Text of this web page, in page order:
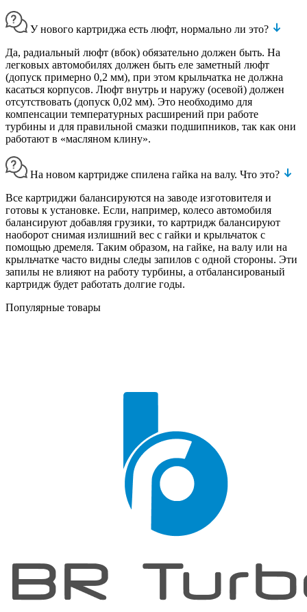
У нового картриджа есть люфт, нормально ли это?
Да, радиальный люфт (вбок) обязательно должен быть. На
легковых автомобилях должен быть еле заметный люфт
(допуск примерно 0,2 мм), при этом крыльчатка не должна
касаться корпусов. Люфт внутрь и наружу (осевой) должен
отсутствовать (допуск 0,02 мм). Это необходимо для
компенсации температурных расширений при работе
турбины и для правильной смазки подшипников, так как они
работают в «масляном клину».
На новом картридже спилена гайка на валу. Что это?
Все картриджи балансируются на заводе изготовителя и
готовы к установке. Если, например, колесо автомобиля
балансируют добавляя грузики, то картридж балансируют
наоборот снимая излишний вес с гайки и крыльчаток с
помощью дремеля. Таким образом, на гайке, на валу или на
крыльчатке часто видны следы запилов с одной стороны. Эти
запилы не влияют на работу турбины, а отбалансированый
картридж будет работать долгие годы.
Популярные товары